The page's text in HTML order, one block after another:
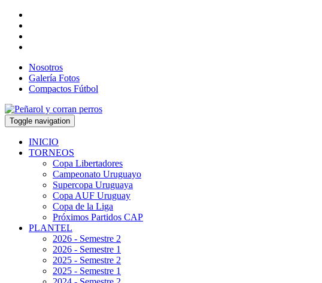
Nosotros
Galería Fotos
Compactos Fútbol
Toggle navigation
INICIO
TORNEOS
Copa Libertadores
Campeonato Uruguayo
Supercopa Uruguaya
Copa AUF Uruguay
Copa de la Liga
Próximos Partidos CAP
PLANTEL
2026 - Semestre 2
2026 - Semestre 1
2025 - Semestre 2
2025 - Semestre 1